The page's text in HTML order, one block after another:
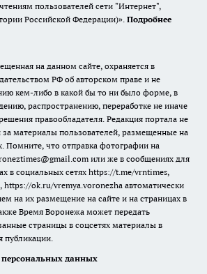
пользователей сети "Интернет",
Российской Федерации)». Подробнее
на данном сайте, охраняется в
РФ об авторском праве и не
кем-либо в какой бы то ни было форме, в
распространению, переработке не иначе
правообладателя. Редакция портала не
за материалы пользователей, размещенные на
Помните, что отправка фотографии на
или же в сообщениях для
в социальных сетях https://t.me/vrntimes,
, https://ok.ru/vremya.voronezha автоматически
на их размещение на сайте и на страницах в
Время Воронежа может передать
страницы в соцсетях материалы в
публикации.
данных